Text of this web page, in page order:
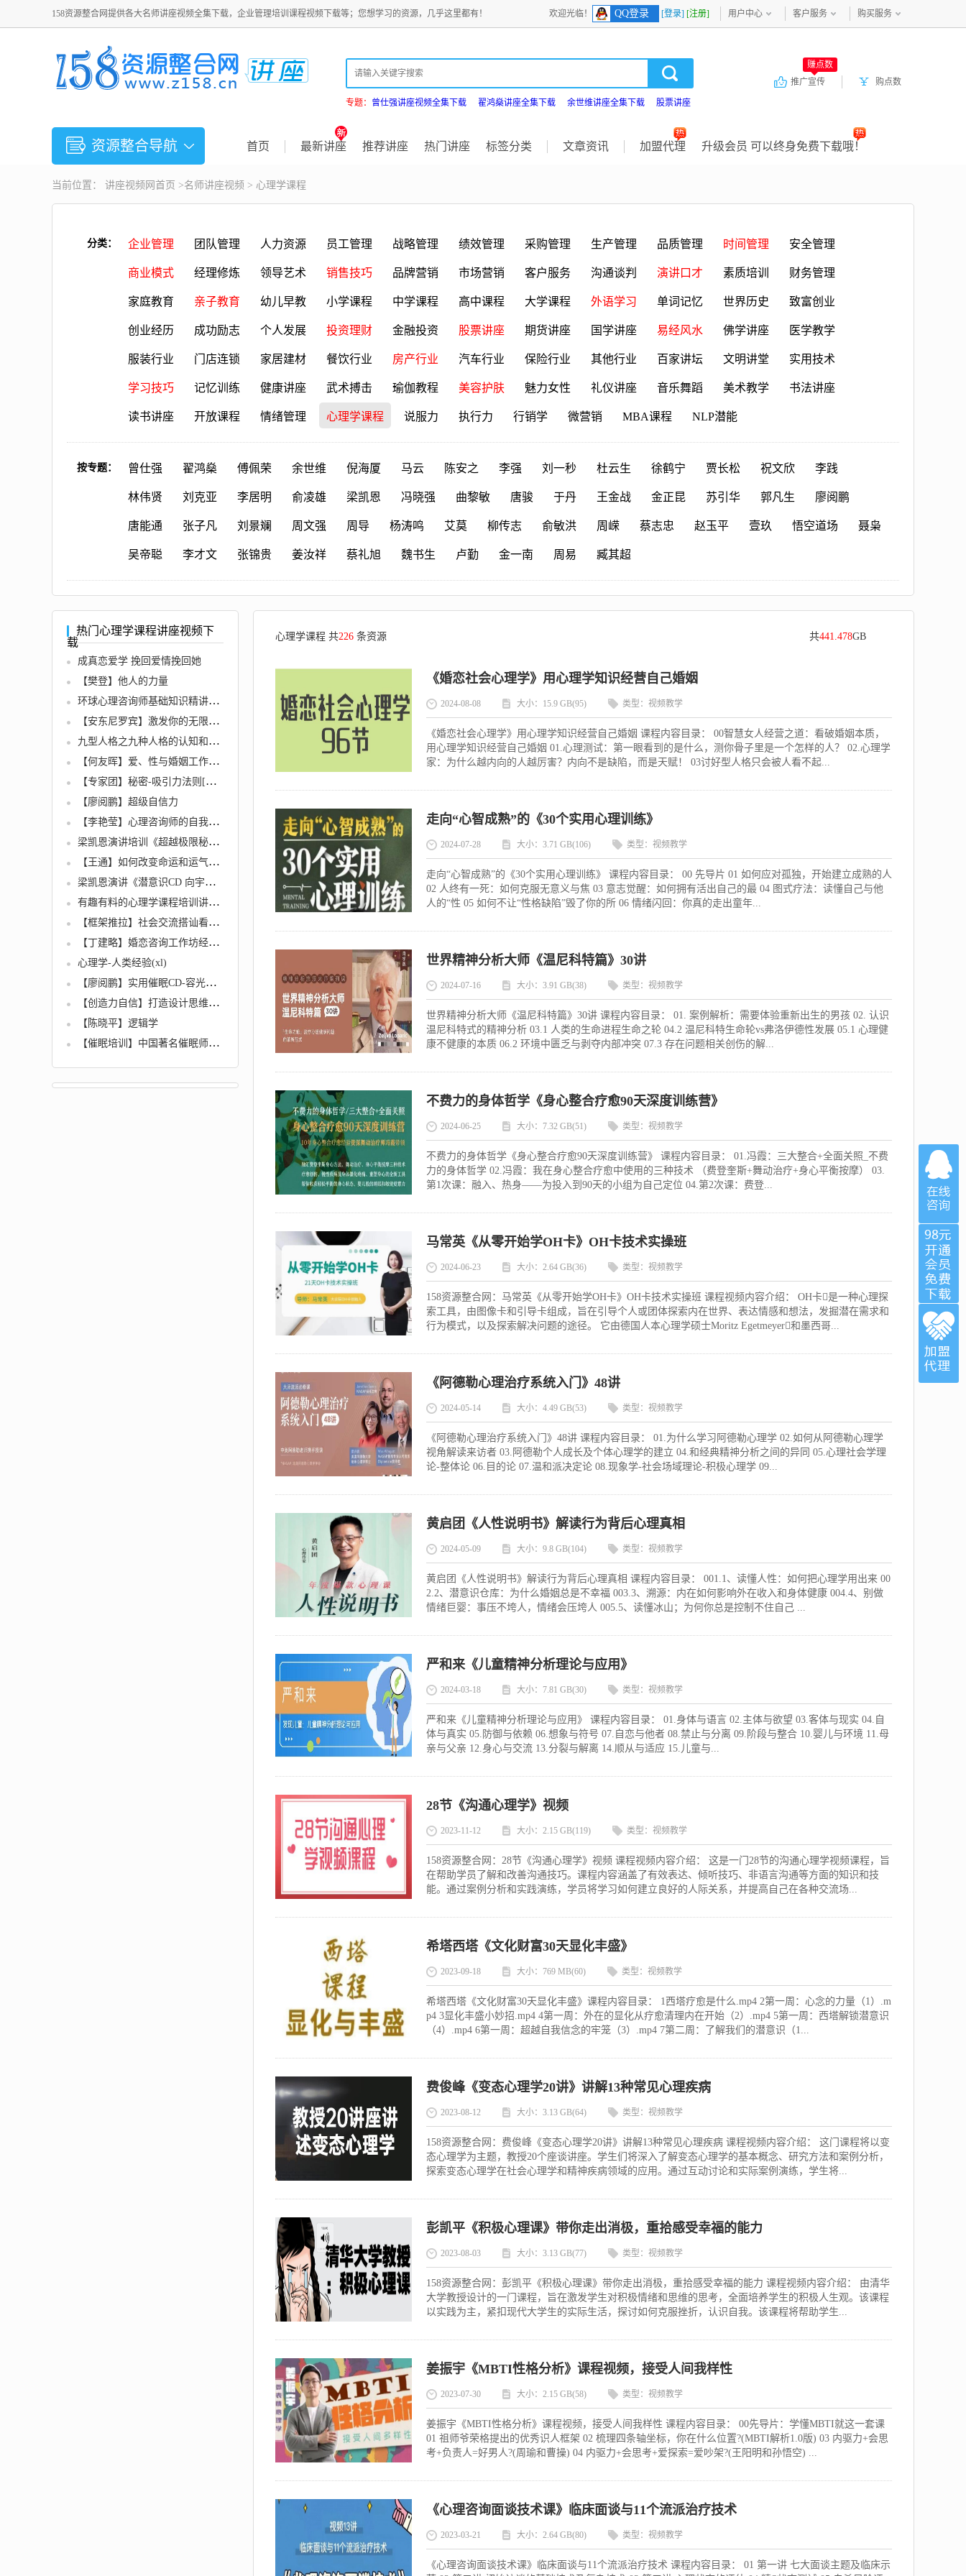
158资源整合网提供各大名师讲座视频全集下载，企业管理培训课程视频下载等；您想学习的资源，几乎这里都有！ 欢迎光临！ QQ登录 [登录] [注册] 用户中心 客户服务 购买服务
专题： 曾仕强讲座视频全集下载 翟鸿燊讲座全集下载 余世维讲座全集下载 股票讲座
购点数
推广宣传
赚点数
资源整合导航 首页 最新讲座 推荐讲座 热门讲座 标签分类 文章资讯 加盟代理 升级会员 可以终身免费下载哦！
当前位置： 讲座视频 网首页 >名师讲座视频 > 心理学课程
分类： 企业管理 团队管理 人力资源 员工管理 战略管理 绩效管理 采购管理 生产管理 品质管理 时间管理 安全管理
商业模式 经理修炼 领导艺术 销售技巧 品牌营销 市场营销 客户服务 沟通谈判 演讲口才 素质培训 财务管理
家庭教育 亲子教育 幼儿早教 小学课程 中学课程 高中课程 大学课程 外语学习 单词记忆 世界历史 致富创业
创业经历 成功励志 个人发展 投资理财 金融投资 股票讲座 期货讲座 国学讲座 易经风水 佛学讲座 医学教学
服装行业 门店连锁 家居建材 餐饮行业 房产行业 汽车行业 保险行业 其他行业 百家讲坛 文明讲堂 实用技术
学习技巧 记忆训练 健康讲座 武术搏击 瑜伽教程 美容护肤 魅力女性 礼仪讲座 音乐舞蹈 美术教学 书法讲座
读书讲座 开放课程 情绪管理 心理学课程 说服力 执行力 行销学 微营销 MBA课程 NLP潜能
按专题： 曾仕强 翟鸿燊 傅佩荣 余世维 倪海厦 马云 陈安之 李强 刘一秒 杜云生 徐鹤宁 贾长松 祝文欣 李践
林伟贤 刘克亚 李居明 俞凌雄 梁凯恩 冯晓强 曲黎敏 唐骏 于丹 王金战 金正昆 苏引华 郭凡生 廖阅鹏
唐能通 张子凡 刘景斓 周文强 周导 杨涛鸣 艾莫 柳传志 俞敏洪 周嵘 蔡志忠 赵玉平 壹玖 悟空道场 聂枭
吴帝聪 李才文 张锦贵 姜汝祥 蔡礼旭 魏书生 卢勤 金一南 周易 臧其超
热门心理学课程讲座视频下
载
成真恋爱学 挽回爱情挽回她
【樊登】他人的力量
环球心理咨询师基础知识精讲班教程全86集
【安东尼罗宾】激发你的无限潜能-驱动力
九型人格之九种人格的认知和识别
【何友晖】爱、性与婚姻工作坊讲座全11集
【专家团】秘密-吸引力法则[高清]
【廖阅鹏】超级自信力
【李艳莹】心理咨询师的自我成长全8讲
梁凯恩演讲培训《超越极限秘密课程》一天完整录音
【王通】如何改变命运和运气全18讲
梁凯恩演讲《潜意识CD 向宇宙下订单》音频MP3
有趣有料的心理学课程培训讲座视频
【框架推拉】社会交流搭讪看透两性框架的本质
【丁建略】婚恋咨询工作坊经验讲座全45讲
心理学-人类经验(xl)
【廖阅鹏】实用催眠CD-容光焕发，神采飞扬》MP3
【创造力自信】打造设计思维的方法论
【陈晓平】逻辑学
【催眠培训】中国著名催眠师马维祥-绝版无价内部培训
心理学课程 共226 条资源 共441.478GB
《婚恋社会心理学》用心理学知识经营自己婚姻
2024-08-08 大小：15.9 GB(95) 类型：视频教学
《婚恋社会心理学》用心理学知识经营自己婚姻 课程内容目录： 00智慧女人经营之道：看破婚姻本质，
用心理学知识经营自己婚姻 01.心理测试：第一眼看到的是什么，测你骨子里是一个怎样的人？ 02.心理学
家：为什么越内向的人越厉害？内向不是缺陷，而是天赋！ 03讨好型人格只会被人看不起...
走向“心智成熟”的《30个实用心理训练》
2024-07-28 大小：3.71 GB(106) 类型：视频教学
走向“心智成熟”的《30个实用心理训练》 课程内容目录： 00 先导片 01 如何应对孤独，开始建立成熟的人
02 人终有一死：如何克服无意义与焦 03 意志觉醒：如何拥有活出自己的最 04 图式疗法：读懂自己与他
人的“性 05 如何不让“性格缺陷”毁了你的所 06 情绪闪回：你真的走出童年...
世界精神分析大师《温尼科特篇》30讲
2024-07-16 大小：3.91 GB(38) 类型：视频教学
世界精神分析大师《温尼科特篇》30讲 课程内容目录： 01. 案例解析：需要体验重新出生的男孩 02. 认识
温尼科特式的精神分析 03.1 人类的生命进程生命之轮 04.2 温尼科特生命轮vs弗洛伊德性发展 05.1 心理健
康不健康的本质 06.2 环境中匮乏与剥夺内部冲突 07.3 存在问题相关创伤的解...
不费力的身体哲学《身心整合疗愈90天深度训练营》
2024-06-25 大小：7.32 GB(51) 类型：视频教学
不费力的身体哲学《身心整合疗愈90天深度训练营》 课程内容目录： 01.冯霞：三大整合+全面关照_不费
力的身体哲学 02.冯霞：我在身心整合疗愈中使用的三种技术 （费登奎斯+舞动治疗+身心平衡按摩） 03.
第1次课：融入、热身——为投入到90天的小组为自己定位 04.第2次课：费登...
马常英《从零开始学OH卡》OH卡技术实操班
2024-06-23 大小：2.64 GB(36) 类型：视频教学
158资源整合网：马常英《从零开始学OH卡》OH卡技术实操班 课程视频内容介绍： OH卡是一种心理探
索工具，由图像卡和引导卡组成，旨在引导个人或团体探索内在世界、表达情感和想法，发掘潜在需求和
行为模式，以及探索解决问题的途径。 它由德国人本心理学硕士Moritz Egetmeyer和墨西哥...
《阿德勒心理治疗系统入门》48讲
2024-05-14 大小：4.49 GB(53) 类型：视频教学
《阿德勒心理治疗系统入门》48讲 课程内容目录： 01.为什么学习阿德勒心理学 02.如何从阿德勒心理学
视角解读来访者 03.阿德勒个人成长及个体心理学的建立 04.和经典精神分析之间的异同 05.心理社会学理
论-整体论 06.目的论 07.温和派决定论 08.现象学-社会场域理论-积极心理学 09...
黄启团《人性说明书》解读行为背后心理真相
2024-05-09 大小：9.8 GB(104) 类型：视频教学
黄启团《人性说明书》解读行为背后心理真相 课程内容目录： 001.1、读懂人性：如何把心理学用出来 00
2.2、潜意识仓库：为什么婚姻总是不幸福 003.3、溯源：内在如何影响外在收入和身体健康 004.4、别做
情绪巨婴：事压不垮人，情绪会压垮人 005.5、读懂冰山；为何你总是控制不住自己 ...
严和来《儿童精神分析理论与应用》
2024-03-18 大小：7.81 GB(30) 类型：视频教学
严和来《儿童精神分析理论与应用》 课程内容目录： 01.身体与语言 02.主体与欲望 03.客体与现实 04.自
体与真实 05.防御与依赖 06.想象与符号 07.自恋与他者 08.禁止与分离 09.阶段与整合 10.婴儿与环境 11.母
亲与父亲 12.身心与交流 13.分裂与解离 14.顺从与适应 15.儿童与...
28节《沟通心理学》视频
2023-11-12 大小：2.15 GB(119) 类型：视频教学
158资源整合网：28节《沟通心理学》视频 课程视频内容介绍： 这是一门28节的沟通心理学视频课程，旨
在帮助学员了解和改善沟通技巧。课程内容涵盖了有效表达、倾听技巧、非语言沟通等方面的知识和技
能。通过案例分析和实践演练，学员将学习如何建立良好的人际关系，并提高自己在各种交流场...
希塔西塔《文化财富30天显化丰盛》
2023-09-18 大小：769 MB(60) 类型：视频教学
希塔西塔《文化财富30天显化丰盛》课程内容目录： 1西塔疗愈是什么.mp4 2第一周：心念的力量（1）.m
p4 3显化丰盛小妙招.mp4 4第一周：外在的显化从疗愈清理内在开始（2）.mp4 5第一周：西塔解锁潜意识
（4）.mp4 6第一周：超越自我信念的牢笼（3）.mp4 7第二周：了解我们的潜意识（1...
费俊峰《变态心理学20讲》讲解13种常见心理疾病
2023-08-12 大小：3.13 GB(64) 类型：视频教学
158资源整合网：费俊峰《变态心理学20讲》讲解13种常见心理疾病 课程视频内容介绍： 这门课程将以变
态心理学为主题，教授20个座谈讲座。学生们将深入了解变态心理学的基本概念、研究方法和案例分析，
探索变态心理学在社会心理学和精神疾病领域的应用。通过互动讨论和实际案例演练，学生将...
彭凯平《积极心理课》带你走出消极，重拾感受幸福的能力
2023-08-03 大小：3.13 GB(77) 类型：视频教学
158资源整合网：彭凯平《积极心理课》带你走出消极，重拾感受幸福的能力 课程视频内容介绍： 由清华
大学教授设计的一门课程，旨在激发学生对积极情绪和思维的思考，全面培养学生的积极人生观。该课程
以实践为主，紧扣现代大学生的实际生活，探讨如何克服挫折，认识自我。该课程将帮助学生...
姜振宇《MBTI性格分析》课程视频，接受人间我样性
2023-07-30 大小：2.15 GB(58) 类型：视频教学
姜振宇《MBTI性格分析》课程视频，接受人间我样性 课程内容目录： 00先导片：学懂MBTI就这一套课
01 祖师爷荣格提出的优秀识人框架 02 梳理四条轴坐标，你在什么位置?(MBTI解析1.0版) 03 内驱力+会思
考+负责人=好男人?(周瑜和曹操) 04 内驱力+会思考+爱探索=爱吵架?(王阳明和孙悟空) ...
《心理咨询面谈技术课》临床面谈与11个流派治疗技术
2023-03-21 大小：2.64 GB(80) 类型：视频教学
《心理咨询面谈技术课》临床面谈与11个流派治疗技术 课程内容目录： 01 第一讲 七大面谈主题及临床示